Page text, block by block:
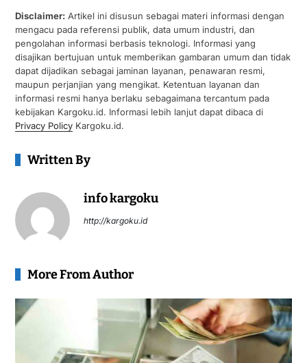
Disclaimer:Artikel ini disusun sebagai materi informasi dengan
mengacu pada referensi publik, data umum industri, dan
pengolahan informasi berbasis teknologi. Informasi yang
disajikan bertujuan untuk memberikan gambaran umum dan tidak
dapat dijadikan sebagai jaminan layanan, penawaran resmi,
maupun perjanjian yang mengikat. Ketentuan layanan dan
informasi resmi hanya berlaku sebagaimana tercantum pada
kebijakan Kargoku.id. Informasi lebih lanjut dapat dibaca di
Privacy PolicyKargoku.id.
Written By
info kargoku
http://kargoku.id
More From Author